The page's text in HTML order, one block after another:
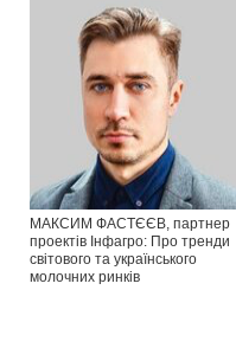
МАКСИМ ФАСТЄЄВ, партнер
проектів Інфагро: Про тренди
світового та українського
молочних ринків